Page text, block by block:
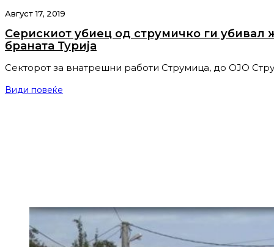
Август 17, 2019
Серискиот убиец од струмичко ги убивал
браната Турија
Секторот за внатрешни работи Струмица, до ОЈО
Види повеќе